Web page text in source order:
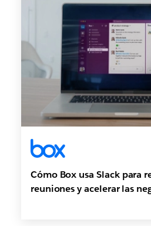
Cómo Box usa Slack para
reuniones y acelerar las